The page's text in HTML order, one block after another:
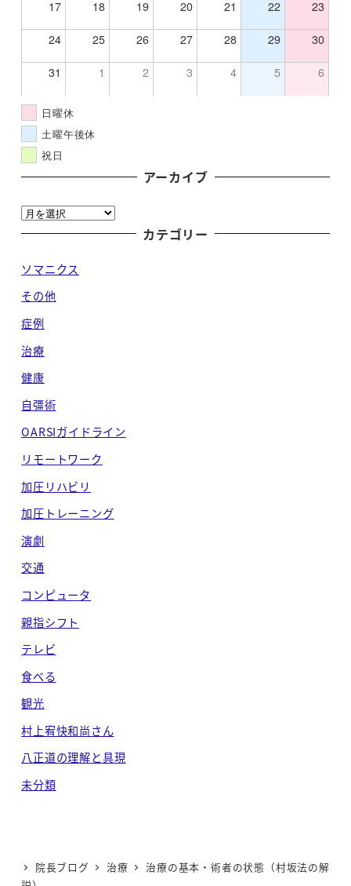
17 18 19 20 21 22 23
24 25 26 27 28 29 30
31 1 2 3 4 5 6
日曜休
土曜午後休
祝日
アーカイブ
ア
ー
イ
ブ
カテゴリー
ソマニクス
その他
症例
治療
健康
自彊術
OARSIガイドライン
リモートワーク
加圧リハビリ
加圧トレーニング
演劇
交通
コンピュータ
親指シフト
テレビ
食べる
観光
村上宥快和尚さん
八正道の理解と具現
未分類
院長ブログ 治療
治療の基本・術者の状態（村坂法の解